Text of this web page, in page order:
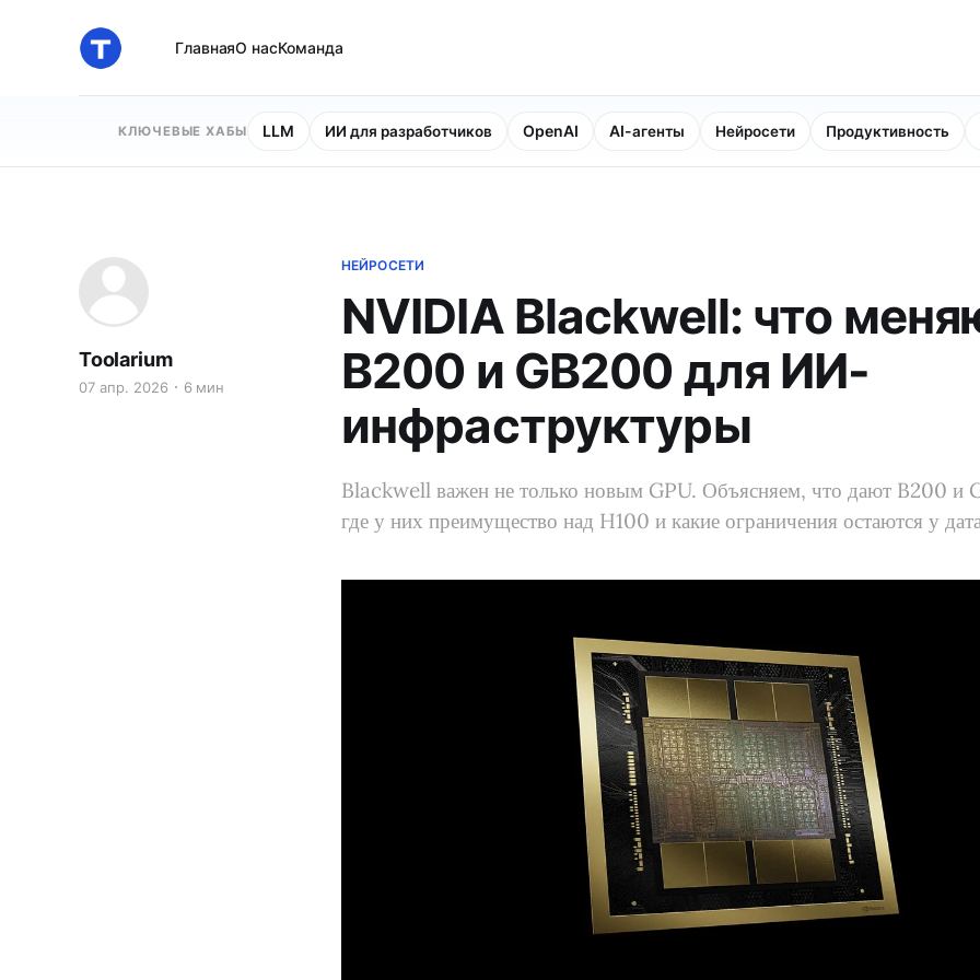
ГлавнаяО насКоманда
КЛЮЧЕВЫЕ ХАБЫ LLM ИИ для разработчиков OpenAI AI-агенты Нейросети Продуктивность
НЕЙРОСЕТИ
NVIDIA Blackwell: что
B200 и GB200 для ИИ-
инфраструктуры
Blackwell важен не только новым GPU. Объясняем, что дают B200 и
где у них преимущество над H100 и какие ограничения остаются у
Toolarium
07 апр. 2026 6 мин